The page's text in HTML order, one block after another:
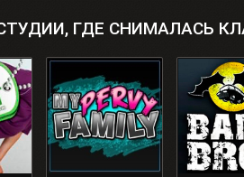
ГДЕ СНИМАЛАСЬ